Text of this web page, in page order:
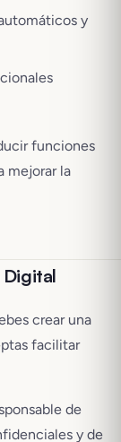
y
funciones
mejorar la
Digital
crear una
facilitar
de
y de